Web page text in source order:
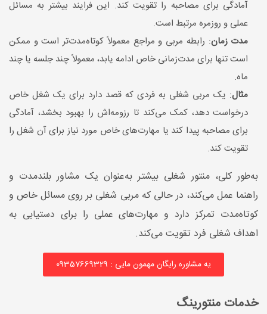
آمادگی برای مصاحبه را تقویت کند. این فرایند بیشتر به مسائل
عملی و روزمره مرتبط است.
مدت زمان: رابطه مربی و مراجع معمولاً کوتاه‌مدت‌تر است و ممکن
است تنها برای مدت‌زمانی خاص ادامه یابد، معمولاً چند جلسه یا چند
ماه.
مثال: یک مربی شغلی به فردی که قصد دارد برای یک شغل خاص
درخواست دهد، کمک می‌کند تا رزومه‌اش را بهبود بخشد، آمادگی
برای مصاحبه پیدا کند یا مهارت‌های خاص مورد نیاز برای آن شغل را
تقویت کند.
به‌طور کلی، منتور شغلی بیشتر به‌عنوان یک مشاور بلندمدت و
راهنما عمل می‌کند، در حالی که مربی شغلی بر روی مسائل خاص و
کوتاه‌مدت تمرکز دارد و مهارت‌های عملی را برای دستیابی به
اهداف شغلی فرد تقویت می‌کند.
یه مشاوره رایگان مهمون مایی : 09357669329
خدمات منتورینگ